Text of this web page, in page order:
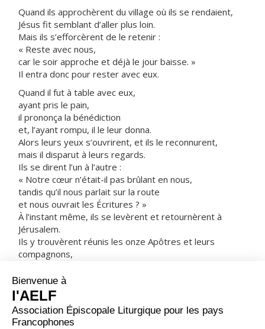
Quand ils approchèrent du village où ils se rendaient,
Jésus fit semblant d’aller plus loin.
Mais ils s’efforcèrent de le retenir :
« Reste avec nous,
car le soir approche et déjà le jour baisse. »
Il entra donc pour rester avec eux.
Quand il fut à table avec eux,
ayant pris le pain,
il prononça la bénédiction
et, l’ayant rompu, il le leur donna.
Alors leurs yeux s’ouvrirent, et ils le reconnurent,
mais il disparut à leurs regards.
Ils se dirent l’un à l’autre :
« Notre cœur n’était-il pas brûlant en nous,
tandis qu’il nous parlait sur la route
et nous ouvrait les Écritures ? »
À l’instant même, ils se levèrent et retournèrent à
Jérusalem.
Ils y trouvèrent réunis les onze Apôtres et leurs
compagnons,
« Le Seigneur est réellement ressuscité :
il est apparu à Simon-Pierre. »
À leur tour, ils racontaient ce qui s’était passé sur la
route,